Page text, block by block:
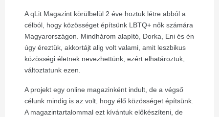
A qLit Magazint körülbelül 2 éve hoztuk létre abból a
célból, hogy közösséget építsünk LBTQ+ nők számára
Magyarországon. Mindhárom alapító, Dorka, Eni és én
úgy éreztük, akkortájt alig volt valami, amit leszbikus
közösségi életnek nevezhettünk, ezért elhatároztuk,
változtatunk ezen.
A projekt egy online magazinként indult, de a végső
célunk mindig is az volt, hogy élő közösséget építsünk.
A magazintartalommal ezt kívántuk előkészíteni, de